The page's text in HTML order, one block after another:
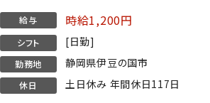
給与 時給1,200円
シフト [日勤]
勤務地 静岡県伊豆の国市
休日 土日休み 年間休日117日